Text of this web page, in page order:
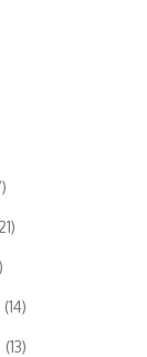
(14)
(13)